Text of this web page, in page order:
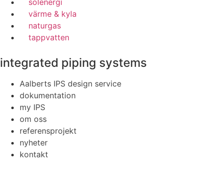
solenergi
värme & kyla
naturgas
tappvatten
integrated piping systems
Aalberts IPS design service
dokumentation
my IPS
om oss
referensprojekt
nyheter
kontakt